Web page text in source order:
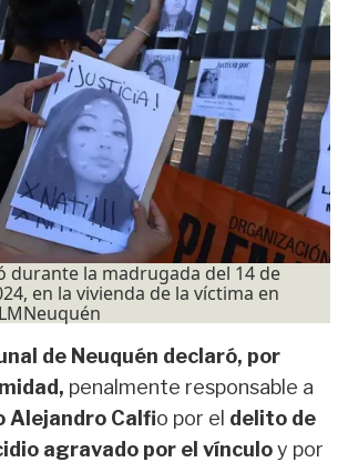
durante la madrugada del 14 de
en la vivienda de la víctima en
de Neuquén declaró, por
penalmente responsable a
Alejandro Calfio por el delito de
agravado por el vínculoy por